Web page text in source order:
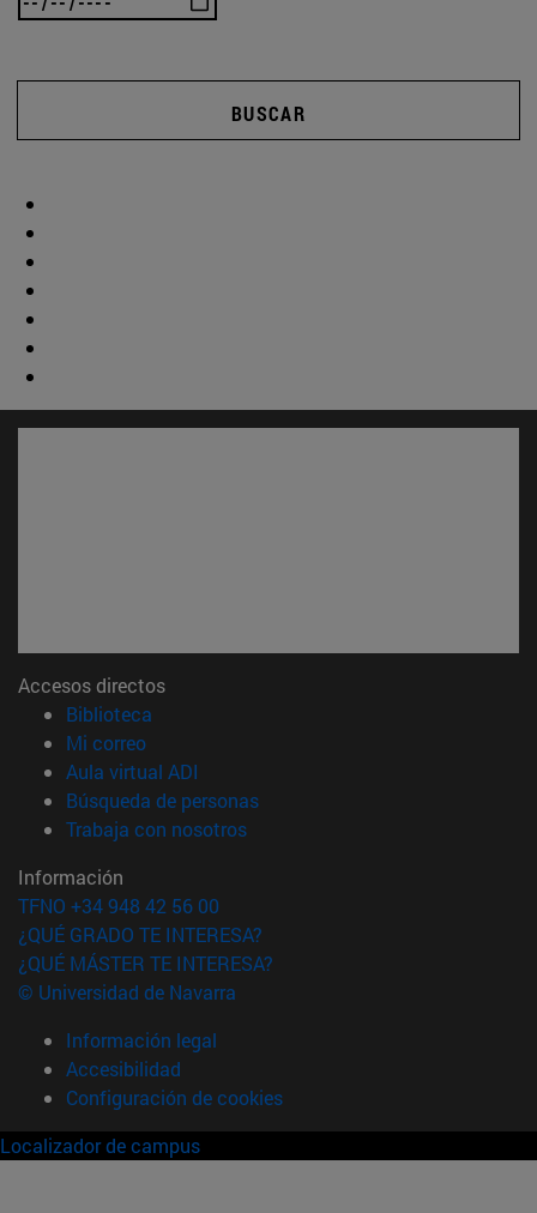
BUSCAR
Accesos directos
Biblioteca
Mi correo(abre en nueva ventana)
Aula virtual ADI
Búsqueda de personas(abre en nueva ventana)
Trabaja con nosotros(abre en nueva ventana)
Información
TFNO +34 948 42 56 00
¿QUÉ GRADO TE INTERESA?
¿QUÉ MÁSTER TE INTERESA?
© Universidad de Navarra
Información legal
Accesibilidad
Configuración de cookies
Localizador de campus